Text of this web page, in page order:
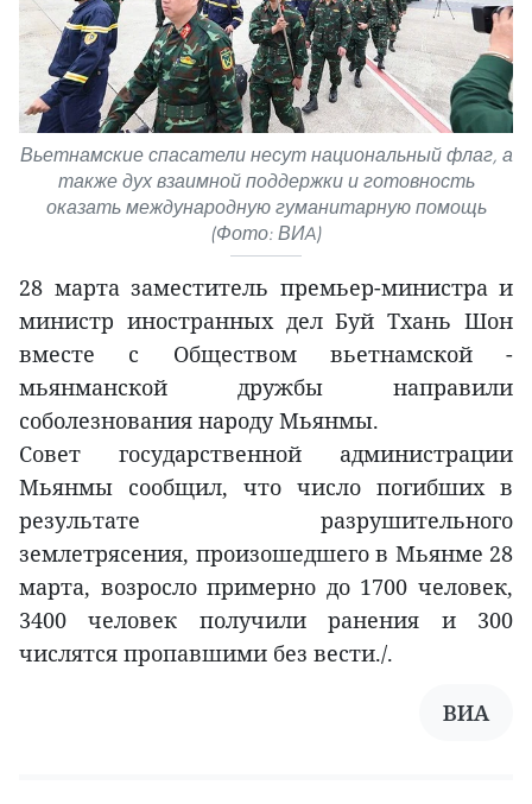
Вьетнамские спасатели несут национальный флаг, а
также дух взаимной поддержки и готовность
оказать международную гуманитарную помощь
(Фото: ВИA)
28 марта заместитель премьер-министра и
министр иностранных дел Буй Тхань Шон
вместе с Обществом вьетнамской -
мьянманской дружбы направили
соболезнования народу Мьянмы.
Совет государственной администрации
Мьянмы сообщил, что число погибших в
результате разрушительного
землетрясения, произошедшего в Мьянме 28
марта, возросло примерно до 1700 человек,
3400 человек получили ранения и 300
числятся пропавшими без вести./.
ВИА